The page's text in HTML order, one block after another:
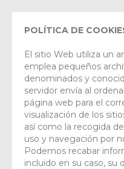
POLÍTICA DE
El sitio Web utiliza un
emplea pequeños
denominados y
servidor envía al
página web para el
visualización de los
así como la recogida
uso y navegación por
Podemos recabar
incluido en su caso, su